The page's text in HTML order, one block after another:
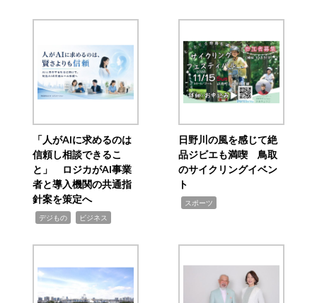
「人がAIに求めるのは
信頼し相談できるこ
と」 ロジカがAI事業
者と導入機関の共通指
針案を策定へ
デジもの ビジネス
日野川の風を感じて絶
品ジビエも満喫 鳥取
のサイクリングイベン
ト
スポーツ